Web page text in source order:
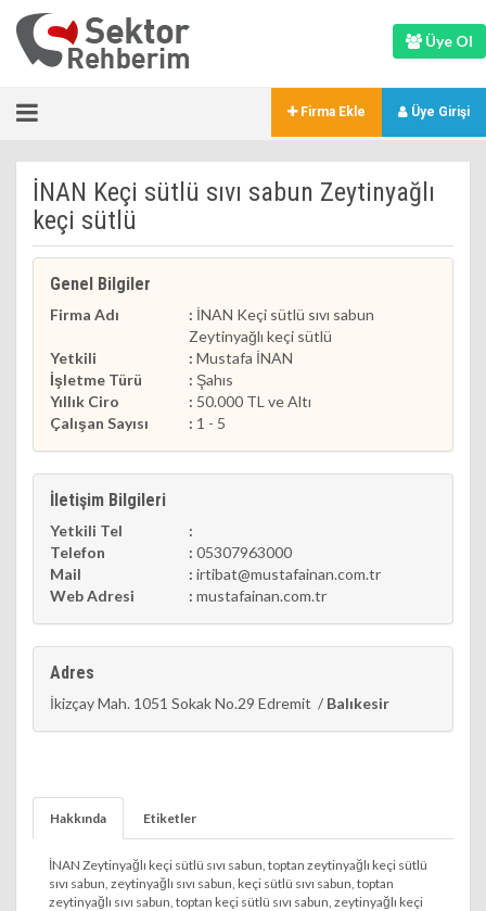
Üye Ol
Üye Girişi
Firma Ekle
İNAN Keçi sütlü sıvı sabun Zeytinyağlı
keçi sütlü
Genel Bilgiler
Firma Adı : İNAN Keçi sütlü sıvı sabun
Zeytinyağlı keçi sütlü
Yetkili
: Mustafa İNAN
İşletme Türü
: Şahıs
Yıllık Ciro
: 50.000 TL ve Altı
Çalışan Sayısı
: 1 - 5
İletişim Bilgileri
Yetkili Tel
:
Telefon
: 05307963000
Mail
: irtibat@mustafainan.com.tr
Web Adresi
: mustafainan.com.tr
Adres
İkizçay Mah. 1051 Sokak No.29 Edremit / Balıkesir
Hakkında Etiketler
İNAN Zeytinyağlı keçi sütlü sıvı sabun, toptan zeytinyağlı keçi sütlü
sıvı sabun, zeytinyağlı sıvı sabun, keçi sütlü sıvı sabun, toptan
zeytinyağlı sıvı sabun, toptan keçi sütlü sıvı sabun, zeytinyağlı keçi